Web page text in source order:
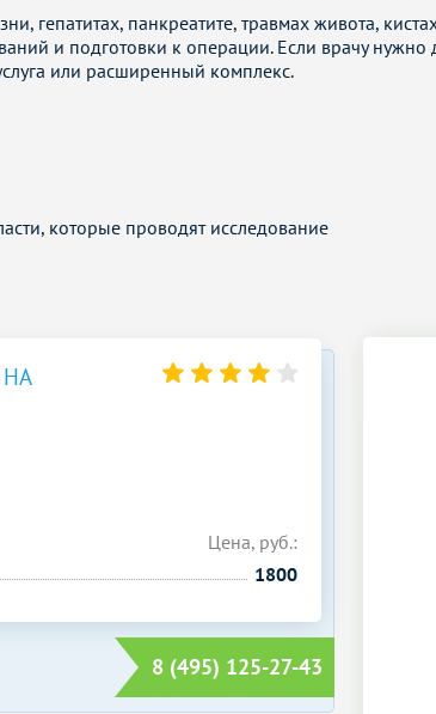
которые проводят исследование
гепатитах, панкреатите, травмах живота,
и подготовки к операции. Если врачу
или расширенный комплекс.
Цена, руб.:
1800
8 (495) 125-27-43